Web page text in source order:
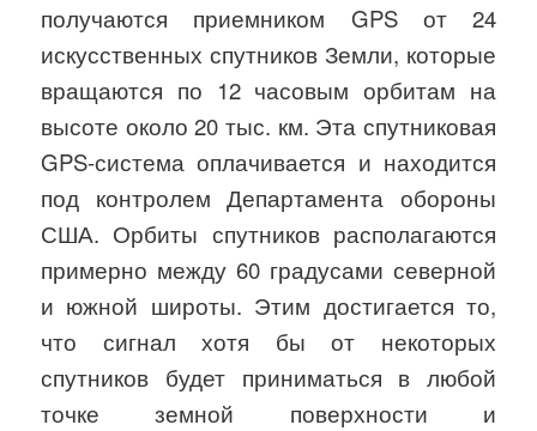
получаются приемником GPS от 24
искусственных спутников Земли, которые
вращаются по 12 часовым орбитам на
высоте около 20 тыс. км. Эта спутниковая
GPS-система оплачивается и находится
под контролем Департамента обороны
США. Орбиты спутников располагаются
примерно между 60 градусами северной
и южной широты. Этим достигается то,
что сигнал хотя бы от некоторых
спутников будет приниматься в любой
точке земной поверхности и